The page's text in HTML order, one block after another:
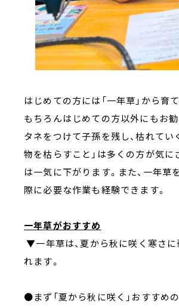
はじめての方には「一年草」から育
もちろんはじめての方以外にもお
タネをつけて子孫を残し、枯れてい
物を枯らすこと」は多くの方が気
は一気に下がります。また、一年草
際に必要な作業も経験できます。
一年草がおすすめ
▼一年草は、夏から秋に咲く寒さ
れます。
●まず「夏から秋に咲く」おすすめ